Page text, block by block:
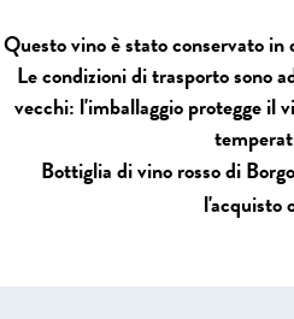
Questo vino è stato conservato
Le condizioni di trasporto sono
vecchi: l'imballaggio protegge il
Bottiglia di vino rosso di
l'acquisto